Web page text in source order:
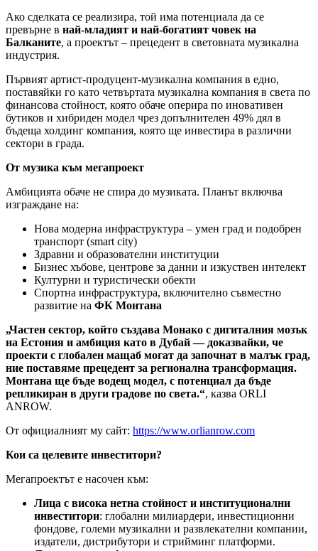
Ако сделката се реализира, той има потенциала да се
превърне в най-младият и най-богатият човек на
Балканите, а проектът – прецедент в световната музикална
индустрия.
Първият артист-продуцент-музикална компания в едно,
поставяйки го като четвъртата музикална компания в света по
финансова стойност, която обаче оперира по иновативен
бутиков и хибриден модел чрез допълнителен 49% дял в
бъдеща холдинг компания, която ще инвестира в различни
сектори в града.
От музика към мегапроект
Амбицията обаче не спира до музиката. Планът включва
изграждане на:
Нова модерна инфраструктура – умен град и подобрен
транспорт (smart city)
Здравни и образователни институции
Бизнес хъбове, центрове за данни и изкуствен интелект
Културни и туристически обекти
Спортна инфраструктура, включително съвместно
развитие на ФК Монтана
„Частен сектор, който създава Монако с дигиталния мозък
на Естония и амбиция като в Дубай — доказвайки, че
проекти с глобален мащаб могат да започнат в малък град,
ние поставяме прецедент за регионална трансформация.
Монтана ще бъде водещ модел, с потенциал да бъде
репликиран в други градове по света.“, казва ORLI
ANROW.
От официалният му сайт: https://www.orlianrow.com
Кои са целевите инвеститори?
Мегапроектът е насочен към:
Лица с висока нетна стойност и институционални
инвеститори: глобални милиардери, инвестиционни
фондове, големи музикални и развлекателни компании,
издатели, дистрибутори и стрийминг платформи.